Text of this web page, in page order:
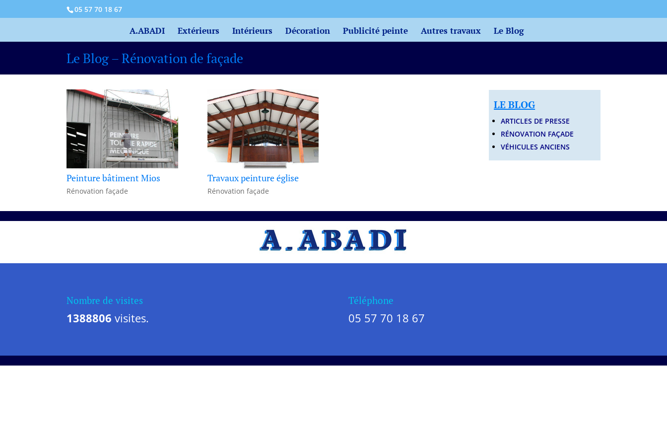
05 57 70 18 67
A.ABADI Extérieurs Intérieurs Décoration Publicité peinte Autres travaux Le Blog
Le Blog – Rénovation de façade
Peinture bâtiment Mios
Rénovation façade
Travaux peinture église
Rénovation façade
LE BLOG
ARTICLES DE PRESSE
RÉNOVATION FAÇADE
VÉHICULES ANCIENS
#TEXT#
Nombre de visites
1388806 visites.
Téléphone
05 57 70 18 67